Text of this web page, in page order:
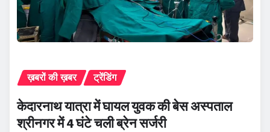
ख़बरों की ख़बर ट्रेंडिंग
केदारनाथ यात्रा में घायल युवक की बेस अस्पताल
श्रीनगर में 4 घंटे चली ब्रेन सर्जरी